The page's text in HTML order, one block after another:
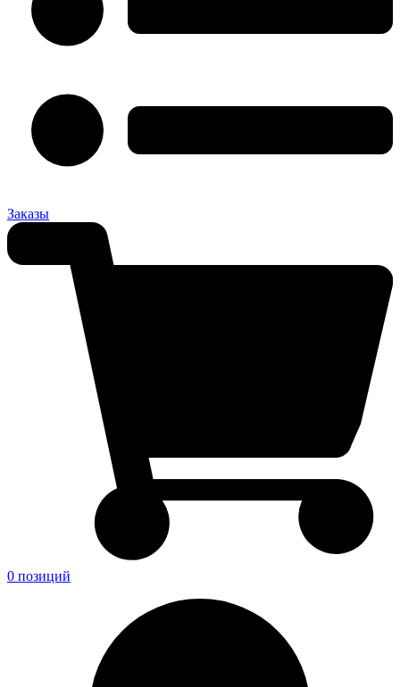
Заказы
0 позиций